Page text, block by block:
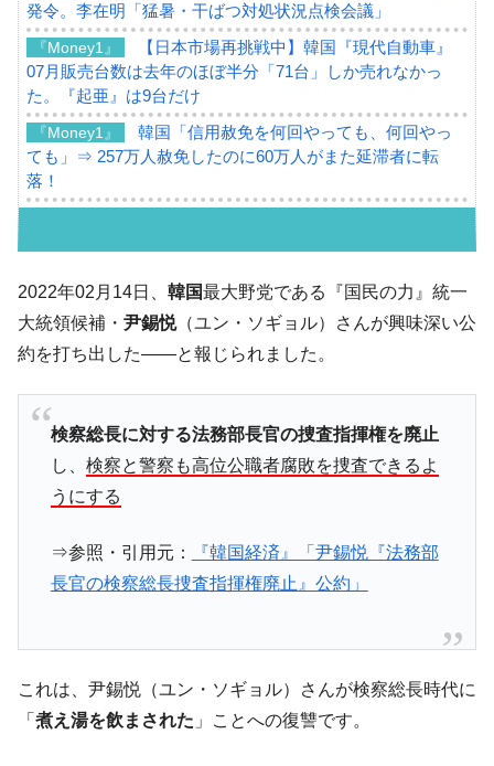
発令。李在明「猛暑・干ばつ対処状況点検会議」
『Money1』
【日本市場再挑戦中】韓国『現代自動車』
07月販売台数は去年のほぼ半分「71台」しか売れなかっ
た。『起亜』は9台だけ
『Money1』
韓国「信用赦免を何回やっても、何回やっ
ても」⇒ 257万人赦免したのに60万人がまた延滞者に転
落！
韓国「2026年07月の輸出入」絶好調。半導
体だけで410億ドル、輸出全体の41％もある
や、若者に起業させよう」⇒ どんな雇用対策だソレ。
『Money1』
【韓国の外貨準備】2026年07月は4,279億ド
ル。外平債の発行「19.4億ドル」
『Money1』
韓国「ここは北朝鮮なのか。選管がサーバ
ーにウソのデータを入力したのは明白だ」
言。
『Money1』
韓国は「中国と同じく」投資に不適格な国
韓国･外為取引量「1日当たり1,214.4億ド
ル」まで拡大 ⇒ 海外資金の動きに強く左右される状態
2022年02月14日、 韓国最大野党である『国民の力』統一
大統領候補・ 尹錫悦（ユン・ソギョル）さんが興味深い公
約を打ち出した――と報じられました。
検察総長に対する法務部長官の捜査指揮権を廃止
し、 検察と警察も高位公職者腐敗を捜査できるよ
うにする
⇒参照・引用元：
『韓国経済』「尹錫悦『法務部
長官の検察総長捜査指揮権廃止』公約」
これは、尹錫悦（ユン・ソギョル）さんが検察総長時代に
「 煮え湯を飲まされた 」ことへの復讐です。